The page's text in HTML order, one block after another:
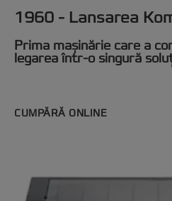
1960 - Lansarea
Prima mașinărie care a
legarea într-o singură
CUMPĂRĂ ONLINE